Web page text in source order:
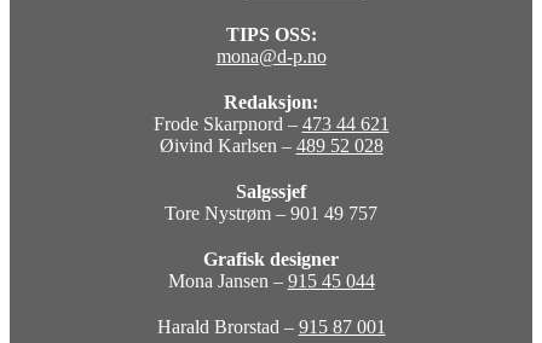
TIPS OSS:
mona@d-p.no
Redaksjon:
Frode Skarpnord – 473 44 621
Øivind Karlsen – 489 52 028
Salgssjef
Tore Nystrøm – 901 49 757
Grafisk designer
Mona Jansen – 915 45 044
Harald Brorstad – 915 87 001